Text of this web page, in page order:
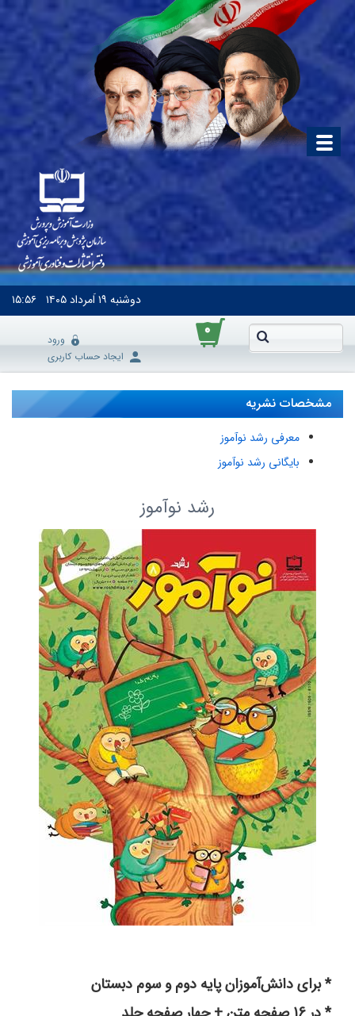
دوشنبه ۱۹ اَمرداد ۱۴۰۵ ۱۵:۵۶
۰
ورود
ایجاد حساب کاربری
مشخصات نشریه
معرفی رشد نوآموز
بایگانی رشد نوآموز
رشد نوآموز
* برای دانش‌آموزان پایه دوم و سوم دبستان